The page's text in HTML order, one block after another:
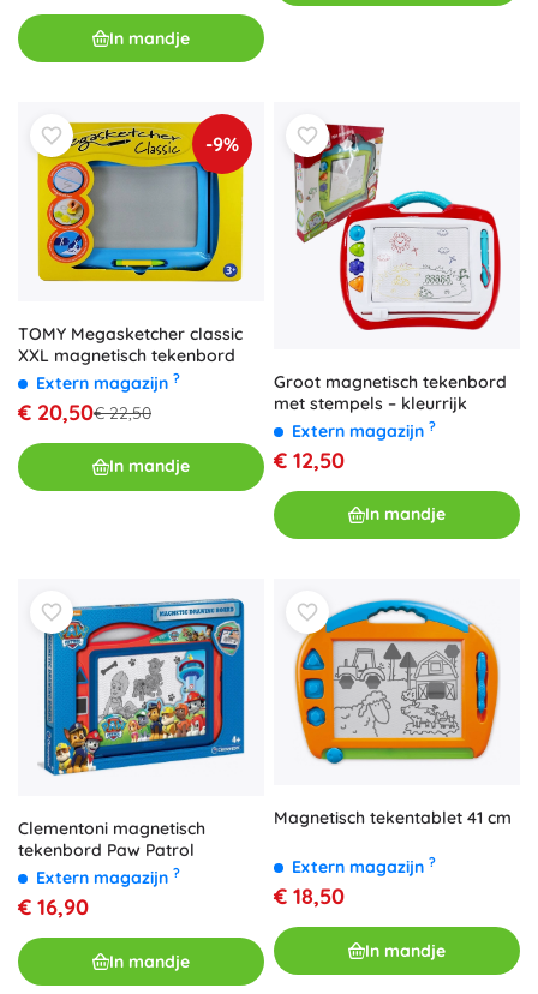
In mandje
-9%
TOMY Megasketcher classic
XXL magnetisch tekenbord
Extern magazijn ?
€ 20,50€ 22,50
In mandje
Groot magnetisch tekenbord
met stempels – kleurrijk
Extern magazijn ?
€ 12,50
In mandje
Clementoni magnetisch
tekenbord Paw Patrol
Extern magazijn ?
€ 16,90
In mandje
Magnetisch tekentablet 41 cm
Extern magazijn ?
€ 18,50
In mandje